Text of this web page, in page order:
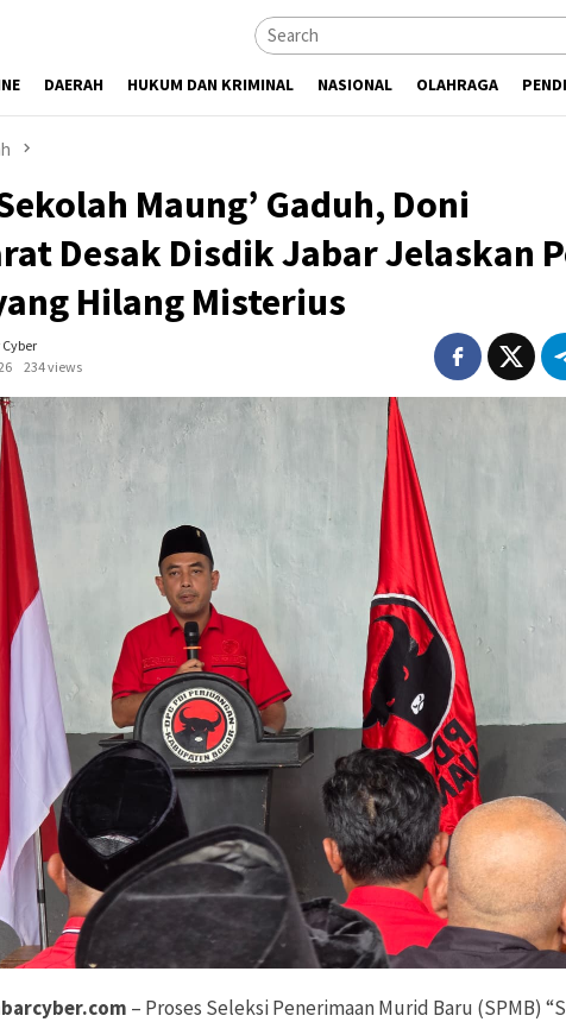
DAERAH HUKUM DAN KRIMINAL NASIONAL OLAHRAGA
Maung’ Gaduh, Doni
Desak Disdik Jabar Jelaskan
Hilang Misterius
234 views
– Proses Seleksi Penerimaan Murid Baru (SPMB)